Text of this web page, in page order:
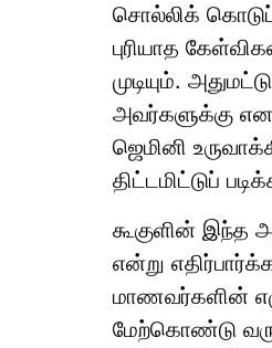
சொல்லிக்
புரியாத
முடியும்.
அவர்களுக்கு என
ஜெமினி
திட்டமிட்டுப்
கூகுளின் இந்த
என்று
மாணவர்களின்
மேற்கொண்டு